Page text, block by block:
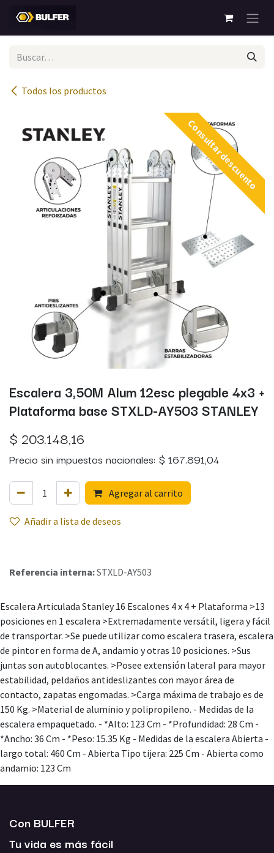
Todos los productos
Consultar descuento
Escalera 3,50M Alum 12esc plegable 4x3 +
Plataforma base STXLD-AY503 STANLEY
$ 203.148,16
Precio sin impuestos nacionales: $ 167.891,04
Agregar al carrito
Añadir a lista de deseos
Referencia interna:STXLD-AY503
Escalera Articulada Stanley 16 Escalones 4 x 4 + Plataforma >13
posiciones en 1 escalera >Extremadamente versátil, ligera y fácil
de transportar. >Se puede utilizar como escalera trasera, escalera
de pintor en forma de A, andamio y otras 10 posiciones. >Sus
juntas son autoblocantes. >Posee extensión lateral para mayor
estabilidad, peldaños antideslizantes con mayor área de
contacto, zapatas engomadas. >Carga máxima de trabajo es de
150 Kg. >Material de aluminio y polipropileno. - Medidas de la
escalera empaquetado. - *Alto: 123 Cm - *Profundidad: 28 Cm -
*Ancho: 36 Cm - *Peso: 15.35 Kg - Medidas de la escalera Abierta -
largo total: 460 Cm - Abierta Tipo tijera: 225 Cm - Abierta como
andamio: 123 Cm
Con BULFER
Tu vida es más fácil